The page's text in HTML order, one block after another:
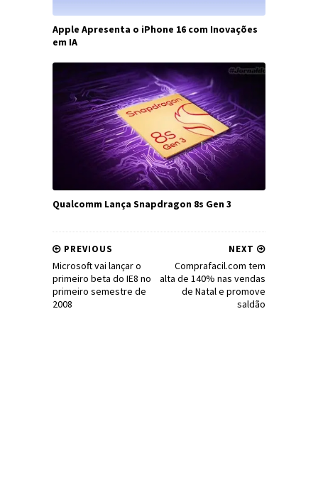
Apple Apresenta o iPhone 16 com Inovações
em IA
Qualcomm Lança Snapdragon 8s Gen 3
NEXT
Comprafacil.com tem
alta de 140% nas vendas
de Natal e promove
saldão
PREVIOUS
Microsoft vai lançar o
primeiro beta do IE8 no
primeiro semestre de
2008